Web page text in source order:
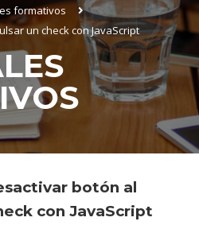
formativos
un check con JavaScript
botón al
con JavaScript